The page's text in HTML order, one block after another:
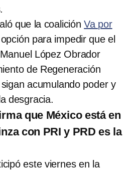
que la coaliciónVa por
para impedir que el
López Obrador
de Regeneración
acumulando poder y
desgracia.
que México está en
con PRI y PRD es la
este viernes en la